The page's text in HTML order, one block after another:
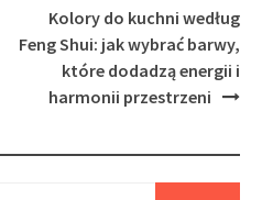
Kolory do kuchni według
Feng Shui: jak wybrać barwy,
które dodadzą energii i
harmonii przestrzeni